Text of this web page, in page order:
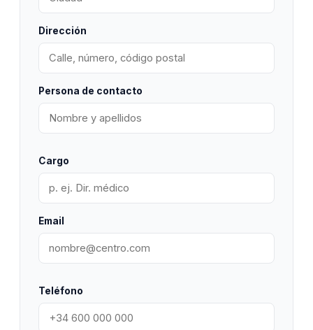
Dirección
Persona de contacto
Cargo
Email
Teléfono